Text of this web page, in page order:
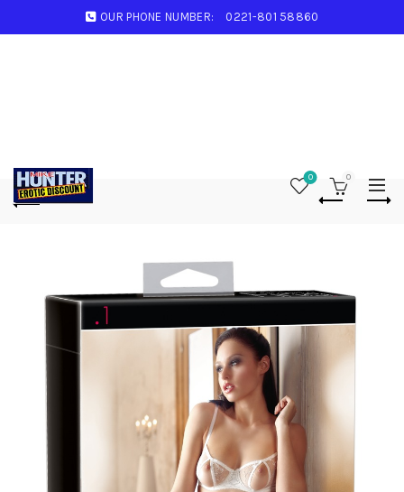
OUR PHONE NUMBER: 0221-801 58860
0 0